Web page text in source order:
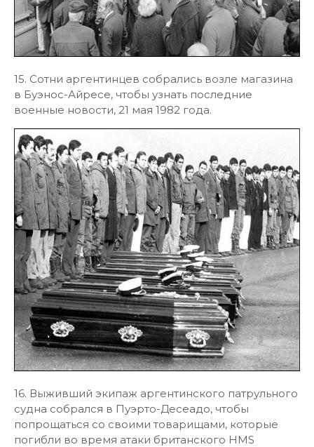
15. Сотни аргентинцев собрались возле магазина
в Буэнос-Айресе, чтобы узнать последние
военные новости, 21 мая 1982 года.
16. Выживший экипаж аргентинского патрульного
судна собрался в Пуэрто-Десеадо, чтобы
попрощаться со своими товарищами, которые
погибли во время атаки британского HMS